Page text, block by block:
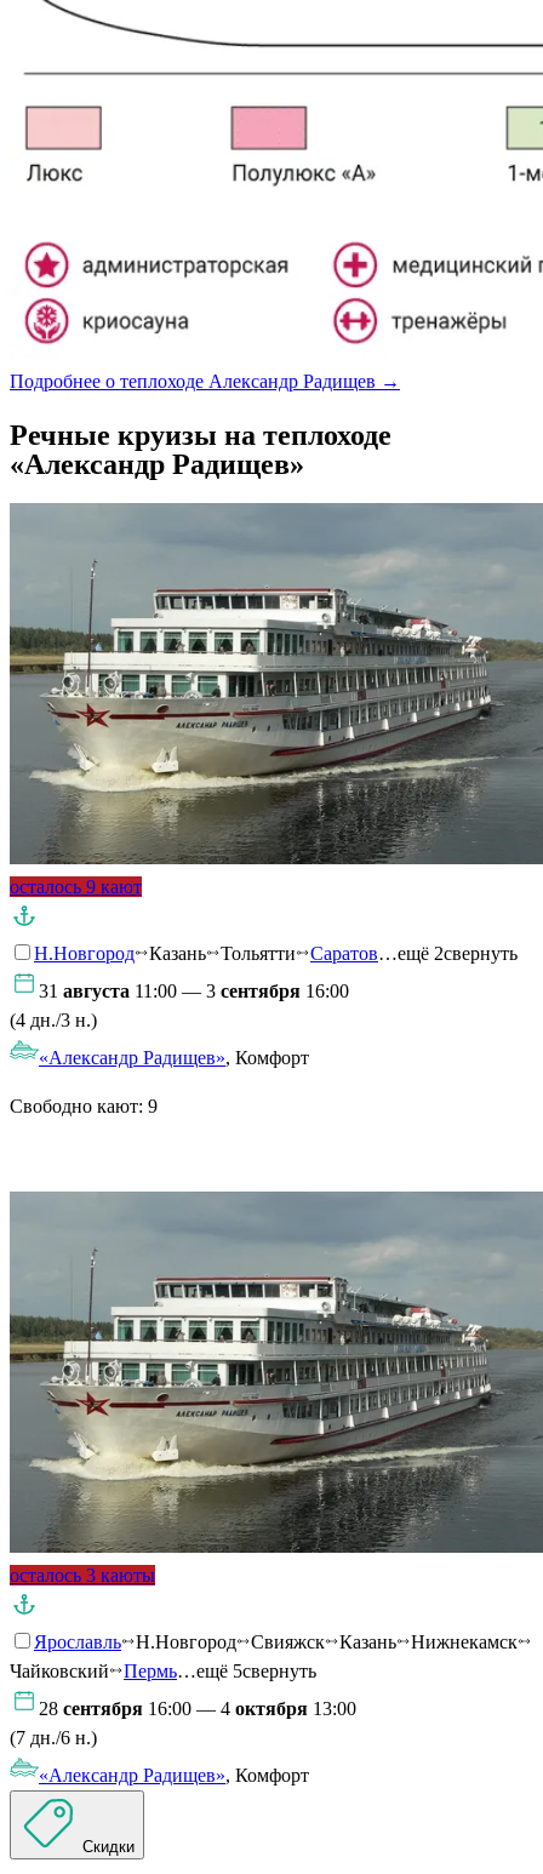
Подробнее о теплоходе Александр Радищев →
Речные круизы на теплоходе
«Александр Радищев»
осталось 9 кают
Н.Новгород Казань Тольятти Саратов…ещё 2свернуть
31 августа 11:00 — 3 сентября 16:00
(4 дн./3 н.)
«Александр Радищев», Комфорт
Свободно кают: 9
осталось 3 каюты
Ярославль Н.Новгород Свияжск Казань
Нижнекамск
Чайковский
Пермь…ещё 5свернуть
28 сентября 16:00 — 4 октября 13:00
(7 дн./6 н.)
«Александр Радищев», Комфорт
Скидки